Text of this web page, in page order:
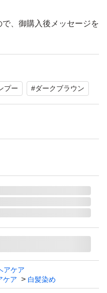
、御購入後メッセージを
ご入用の方はカタログも
欄で仰ってくださいね
ンプー ダークブラウ
ウンの髪へ
白髪染めの1本3役のクリ
出したエキスと
プー #ダークブラウン
アケア
ケア
白髪染め